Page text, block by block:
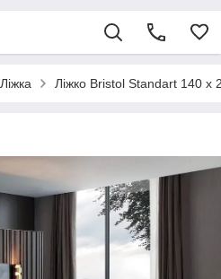
Ліжка Ліжко Bristol Standart 140 х